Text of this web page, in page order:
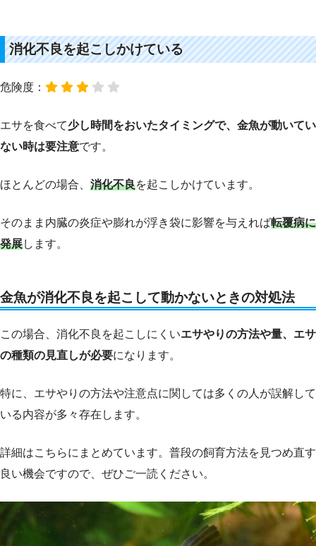
消化不良を起こしかけている
危険度：
エサを食べて少し時間をおいたタイミングで、金魚が動いてい
ない時は要注意です。
ほとんどの場合、 消化不良を起こしかけています。
そのまま内臓の炎症や膨れが浮き袋に影響を与えれば転覆病に
発展します。
金魚が消化不良を起こして動かないときの対処法
この場合、消化不良を起こしにくいエサやりの方法や量、エサ
の種類の見直しが必要になります。
特に、エサやりの方法や注意点に関しては多くの人が誤解して
いる内容が多々存在します。
詳細はこちらにまとめています。普段の飼育方法を見つめ直す
良い機会ですので、ぜひご一読ください。